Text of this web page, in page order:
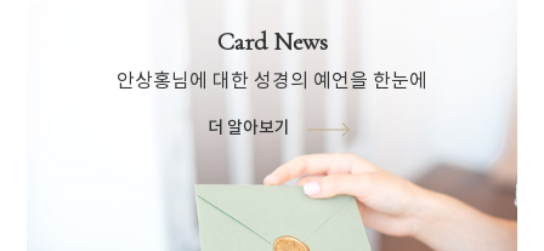
Card News
안상홍님에 대한 성경의 예언을 한눈에
더 알아보기